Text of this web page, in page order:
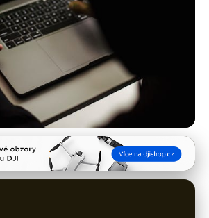
vaše osobní data v